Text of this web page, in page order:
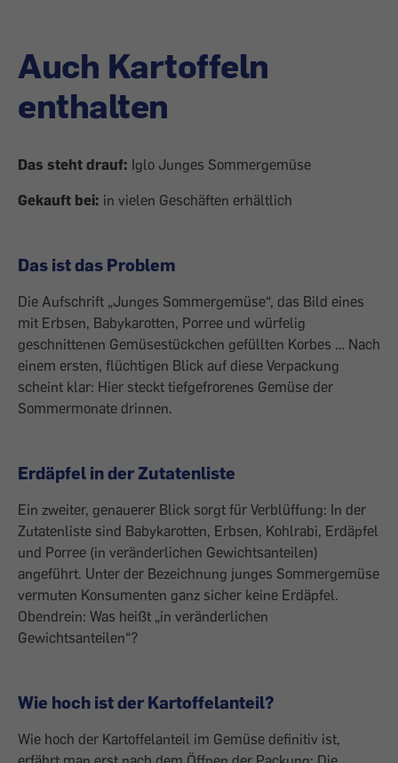
Auch Kartoffeln
enthalten
Das steht drauf: Iglo Junges Sommergemüse
Gekauft bei: in vielen Geschäften erhältlich
Das ist das Problem
Die Aufschrift „Junges Sommergemüse“, das Bild eines
mit Erbsen, Babykarotten, Porree und würfelig
geschnittenen Gemüsestückchen gefüllten Korbes … Nach
einem ersten, flüchtigen Blick auf diese Verpackung
scheint klar: Hier steckt tiefgefrorenes Gemüse der
Sommermonate drinnen.
Erdäpfel in der Zutatenliste
Ein zweiter, genauerer Blick sorgt für Verblüffung: In der
Zutatenliste sind Babykarotten, Erbsen, Kohlrabi, Erdäpfel
und Porree (in veränderlichen Gewichtsanteilen)
angeführt. Unter der Bezeichnung junges Sommergemüse
vermuten Konsumenten ganz sicher keine Erdäpfel.
Obendrein: Was heißt „in veränderlichen
Gewichtsanteilen“?
Wie hoch ist der Kartoffelanteil?
Wie hoch der Kartoffelanteil im Gemüse definitiv ist,